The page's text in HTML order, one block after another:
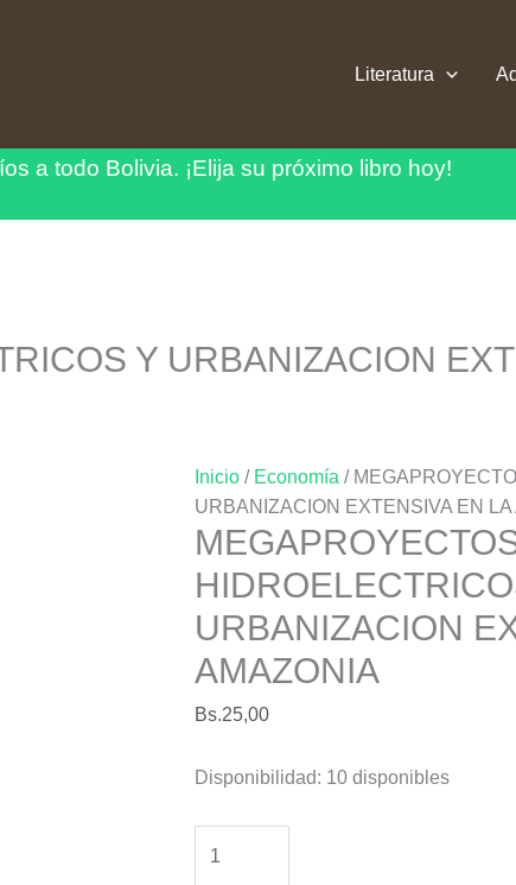
Literatura
a todo Bolivia. ¡Elija su próximo libro hoy!
Y URBANIZACION
Inicio/ Economía /
URBANIZACION EXTENSIVA EN LA
URBANIZACION
AMAZONIA
Bs.25,00
Disponibilidad: 10 disponibles
HIDROELECTRICOS